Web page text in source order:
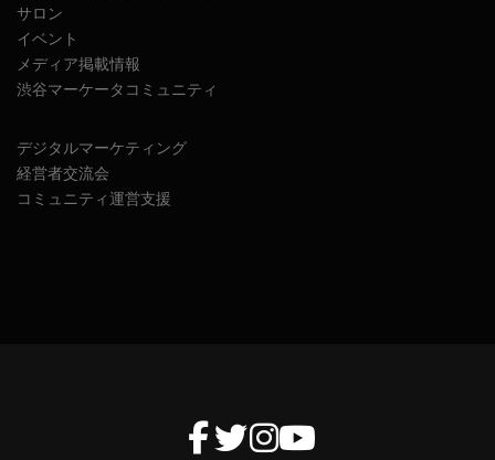
サロン
イベント
メディア掲載情報
渋谷マーケータコミュニティ
デジタルマーケティング
経営者交流会
コミュニティ運営支援